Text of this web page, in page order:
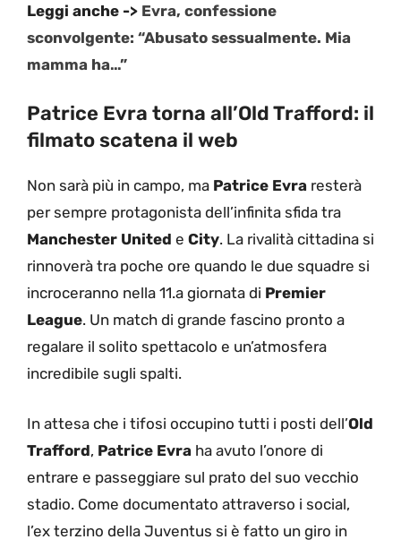
Leggi anche -> Evra, confessione
sconvolgente: “Abusato sessualmente. Mia
mamma ha…”
Patrice Evra torna all’Old Trafford: il
filmato scatena il web
Non sarà più in campo, ma Patrice Evra resterà
per sempre protagonista dell’infinita sfida tra
Manchester United e City. La rivalità cittadina si
rinnoverà tra poche ore quando le due squadre si
incroceranno nella 11.a giornata di Premier
League. Un match di grande fascino pronto a
regalare il solito spettacolo e un’atmosfera
incredibile sugli spalti.
In attesa che i tifosi occupino tutti i posti dell’Old
Trafford, Patrice Evra ha avuto l’onore di
entrare e passeggiare sul prato del suo vecchio
stadio. Come documentato attraverso i social,
l’ex terzino della Juventus si è fatto un giro in